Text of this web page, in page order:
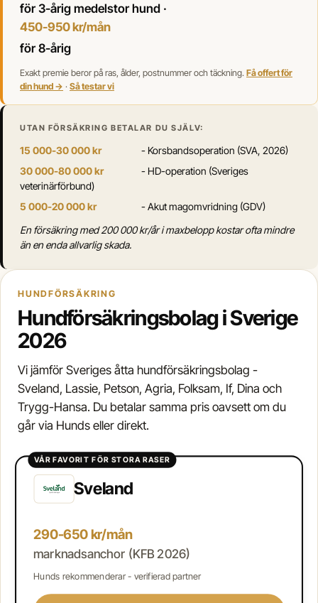
för 3-årig medelstor hund ·
450-950 kr/mån
för 8-årig
Exakt premie beror på ras, ålder, postnummer och täckning. Få offert för
din hund → · Så testar vi
UTAN FÖRSÄKRING BETALAR DU SJÄLV:
15 000-30 000 kr
- Korsbandsoperation (SVA, 2026)
30 000-80 000 kr
- HD-operation (Sveriges
veterinärförbund)
5 000-20 000 kr
- Akut magomvridning (GDV)
En försäkring med 200 000 kr/år i maxbelopp kostar ofta mindre
än en enda allvarlig skada.
HUNDFÖRSÄKRING
Hundförsäkringsbolag i Sverige
2026
Vi jämför Sveriges åtta hundförsäkringsbolag -
Sveland, Lassie, Petson, Agria, Folksam, If, Dina och
Trygg-Hansa. Du betalar samma pris oavsett om du
går via Hunds eller direkt.
VÅR FAVORIT FÖR STORA RASER
Sveland
290-650 kr/mån
marknadsanchor (KFB 2026)
Hunds rekommenderar - verifierad partner